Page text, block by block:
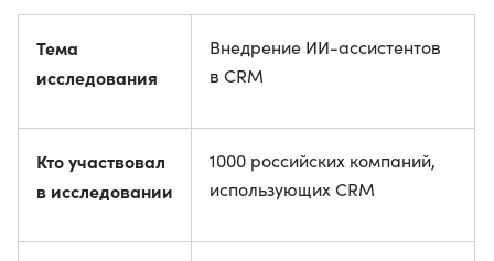
Тема
исследования
Внедрение ИИ-ассистентов
в CRM
Кто участвовал
в исследовании
1000 российских компаний,
использующих CRM